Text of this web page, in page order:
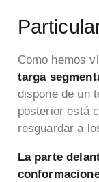
Como hemos
targa
dispone de un
posterior está
resguardar a
La parte